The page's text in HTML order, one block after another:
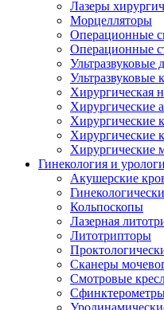
Лазеры
Морцелляторы
Операционные
Операционные
Ультразвуковые
Ультразвуковые
Хирургическая
Хирургические
Хирургические
Хирургические
Хирургические
Гинекология и
Акушерские
Кольпоскопы
Лазерная
Литотрипторы
Сканеры
Смотровые